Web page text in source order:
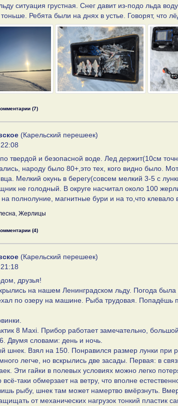
ситуация грустная. Снег давит из-подо льда
тоньше. Ребята были на днях в устье. Говорят, что
(7)
(Карельский перешеек)
твердой и безопасной воде. Лед держит(10см
народу было 80+,это тех, кого видно было.
Мелкий окунь в берегу(совсем мелкий 3-5 с
не голодный. В округе насчитал около 100
полнолуние, магнитные бури и на то,что клевало
, Жерлицы
(4)
(Карельский перешеек)
друзья!
на нашем Ленинградском льду. Погода
по озеру на машине. Рыба трудовая. Попадёшь
8 Maxi. Прибор работает замечательно,
Двумя словами: день и ночь.
шнек. Взял на 150. Понравился размер лунки
легче, но вскрылись две засады. Первая: в
Эти гайки в полевых условиях можно легко
всё-таки обмерзает на ветру, что вполне
рыбу, шнек там может намертво вмёрзнуть.
от механических нагрузок тонкий пластик